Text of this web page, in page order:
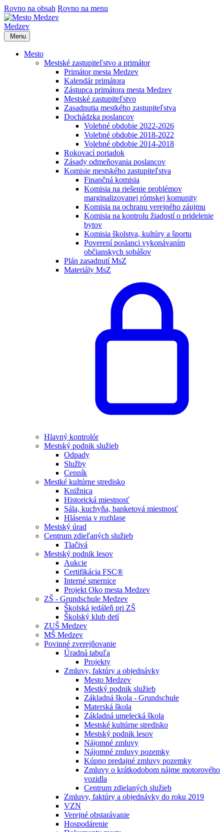
Rovno na obsah Rovno na menu
Medzev
Menu
Mesto
Mestské zastupiteľstvo a primátor
Primátor mesta Medzev
Kalendár primátora
Zástupca primátora mesta Medzev
Mestské zastupiteľstvo
Zasadnutia mestkého zastupiteľstva
Dochádzka poslancov
Volebné obdobie 2022-2026
Volebné obdobie 2018-2022
Volebné obdobie 2014-2018
Rokovací poriadok
Zásady odmeňovania poslancov
Komisie mestského zastupiteľstva
Finančná komisia
Komisia na riešenie problémov
marginalizovanej rómskej komunity
Komisia na ochranu verejného záujmu
Komisia na kontrolu žiadostí o pridelenie
bytov
Komisia školstva, kultúry a športu
Poverení poslanci vykonávaním
občianskych sobášov
Plán zasadnutí MsZ
Materiály MsZ
Hlavný kontrolór
Mestský podnik služieb
Odpady
Služby
Cenník
Mestké kultúrne stredisko
Knižnica
Historická miestnosť
Sála, kuchyňa, banketová miestnosť
Hlásenia v rozhlase
Mestský úrad
Centrum zdieľaných služieb
Tlačivá
Mestský podnik lesov
Aukcie
Certifikácia FSC®
Interné smernice
Projekt Oko mesta Medzev
ZŠ - Grundschule Medzev
Školská jedáleň pri ZŠ
Školský klub detí
ZUŠ Medzev
MŠ Medzev
Povinné zverejňovanie
Úradná tabuľa
Projekty
Zmluvy, faktúry a objednávky
Mesto Medzev
Mestký podnik služieb
Základná škola - Grundschule
Materská škola
Základná umelecká škola
Mestské kultúrne stredisko
Mestský podnik lesov
Nájomné zmluvy
Nájomné zmluvy pozemky
Kúpno predajné zmluvy pozemky
Zmluvy o krátkodobom nájme motorového
vozidla
Centrum zdielaných služieb
Zmluvy, faktúry a objednávky do roku 2019
VZN
Verejné obstarávanie
Hospodárenie